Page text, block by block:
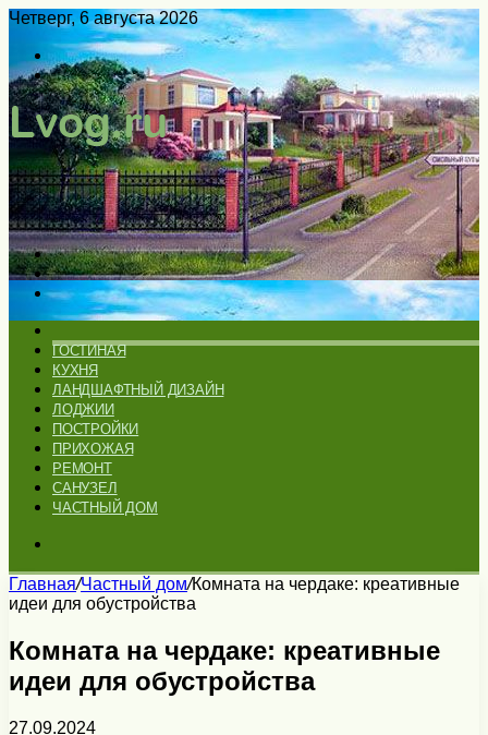
Четверг, 6 августа 2026
Войти
Switch
skin
Меню
Искать
Switch
skin
ГОСТИНАЯ
КУХНЯ
ЛАНДШАФТНЫЙ ДИЗАЙН
ЛОДЖИИ
ПОСТРОЙКИ
ПРИХОЖАЯ
РЕМОНТ
САНУЗЕЛ
ЧАСТНЫЙ ДОМ
Главная/Частный дом/Комната на чердаке: креативные
идеи для обустройства
Комната на чердаке: креативные
идеи для обустройства
27.09.2024